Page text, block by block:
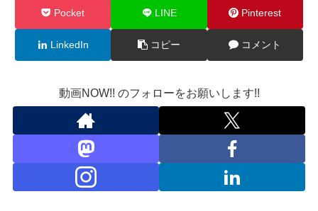
Pocket LINE Pinterest
LinkedIn コピー コメント
動画NOW!! のフォローをお願いします!!